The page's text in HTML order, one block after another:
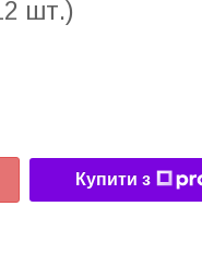
шт.)
Купити з